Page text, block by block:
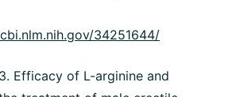
34251644/
Efficacy of L-arginine and